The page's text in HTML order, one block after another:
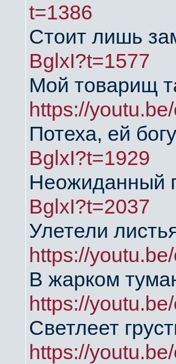
t=1386
Стоит лишь
BglxI?t=1577
Мой товарищ
https://
Потеха, ей
BglxI?t=1929
Неожиданный
BglxI?t=2037
Улетели
https://
В жарком
https://
Светлеет
https://